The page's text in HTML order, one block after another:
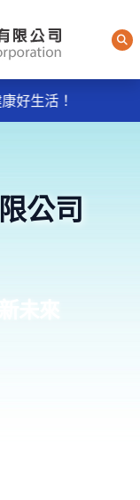
公司
6口訣餐餐吃，
好生活！
消除客戶抱怨
6口訣餐餐吃，
公司
未來